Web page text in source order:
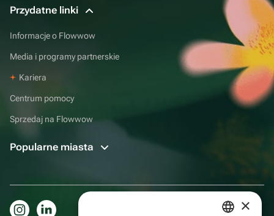
Przydatne linki
Informacje o Flowwow
Media i programy partnerskie
Kariera
Centrum pomocy
Sprzedaj na Flowwow
Popularne miasta
×